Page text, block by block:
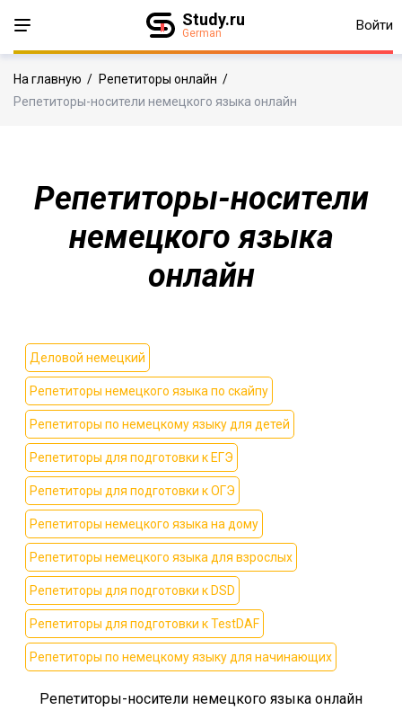
Study.ru
German Войти
На главную / Репетиторы онлайн /
Репетиторы-носители немецкого языка онлайн
Репетиторы-носители
немецкого языка
онлайн
Деловой немецкий
Репетиторы немецкого языка по скайпу
Репетиторы по немецкому языку для детей
Репетиторы для подготовки к ЕГЭ
Репетиторы для подготовки к ОГЭ
Репетиторы немецкого языка на дому
Репетиторы немецкого языка для взрослых
Репетиторы для подготовки к DSD
Репетиторы для подготовки к TestDAF
Репетиторы по немецкому языку для начинающих
Репетиторы-носители немецкого языка онлайн